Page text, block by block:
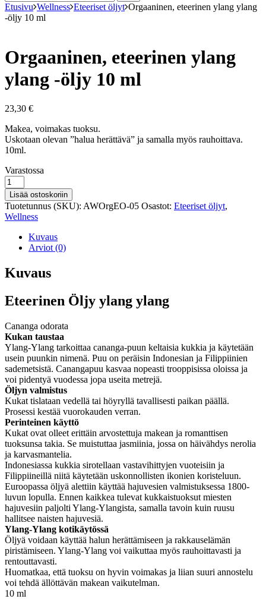
Etusivu Wellness Eteeriset öljyt Orgaaninen, eteerinen ylang ylang
-öljy 10 ml
Orgaaninen, eteerinen ylang
ylang -öljy 10 ml
23,30 €
Makea, voimakas tuoksu.
Uskotaan olevan ”halua herättävä” ja samalla myös rauhoittava.
10ml.
Varastosaldo
Varastossa
Orgaaninen,
eteerinen
ylang
ylang
-öljy
Lisää ostoskoriin
Tuotetunnus (SKU): AWOrgEO-05 Osastot: Eteeriset öljyt,
Wellness
Kuvaus
Arviot (0)
Kuvaus
Eteerinen Öljy ylang ylang
Cananga odorata
Kukan taustaa
Ylang-Ylang tarkoittaa cananga-puun keltaisia kukkia ja käytetään
usein puunkin nimenä. Puu on peräisin Indonesian ja Filippiinien
sademetsistä. Canangapuu kasvaa nopeasti trooppisissa oloissa ja
voi pidentyä vuodessa jopa useita metrejä.
Öljyn valmistus
Kukat tislataan vedellä tai höyryllä tavallisesti paikan päällä.
Prosessi kestää vuorokauden verran.
Perinteinen käyttö
Kukat ovat olleet erittäin arvostettuja makean ja romanttisen
tuoksunsa takia. Se muistuttaa jasmiinia, jossa on häivähdys nerolia
ja karvasmantelia.
Indonesiassa kukkia sirotellaan vastavihittyjen vuoteisiin ja
Filippiineillä niitä käytetään uskonnollisten ikonien koristeluun.
Euroopassa öljyä alettiin käyttää hajuvesien valmistuksessa 1800-
luvun lopulla. Ennen kaikkea tulevat kukkaistuoksut miesten
hajuvesiin paljolti Ylang-Ylangista, samalla tavoin kuin ruusu
hallitsee naisten hajuvesiä.
Ylang-Ylang kotikäytössä
Öljyä voidaan käyttää halun herättämiseen ja rakkauselämän
piristämiseen. Ylang-Ylang voi vaikuttaa myös rauhoittavasti ja
rentouttavasti.
Huomatkaa, että tuoksu on hyvin voimakas ja liian suuri annostelu
voi tehdä ällöttävän makean vaikutelman.
10 ml